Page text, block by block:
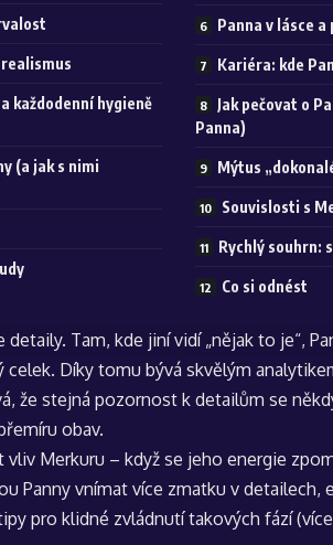
každodenní hygieně
(a jak s nimi
Panna v lásce
Kariéra: kde
Jak pečovat o
Panna)
Mýtus
Souvislosti s
Rychlý souhrn:
Co si odnést
detaily. Tam, kde jiní vidí „nějak to je“,
Díky tomu bývá skvělým
že stejná pozornost k detailům se
obav.
Merkuru – když se jeho energie
Panny vnímat více zmatku v detailech,
pro klidné zvládnutí takových fází